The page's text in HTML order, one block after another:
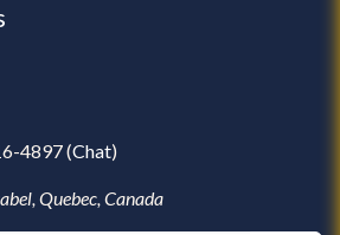
4897 (Chat)
Quebec, Canada